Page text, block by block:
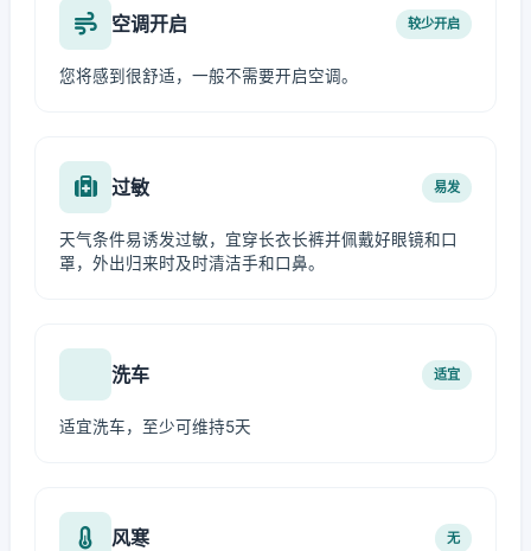
空调开启 较少开启
您将感到很舒适，一般不需要开启空调。
过敏 易发
天气条件易诱发过敏，宜穿长衣长裤并佩戴好眼镜和口
罩，外出归来时及时清洁手和口鼻。
洗车 适宜
适宜洗车，至少可维持5天
风寒 无